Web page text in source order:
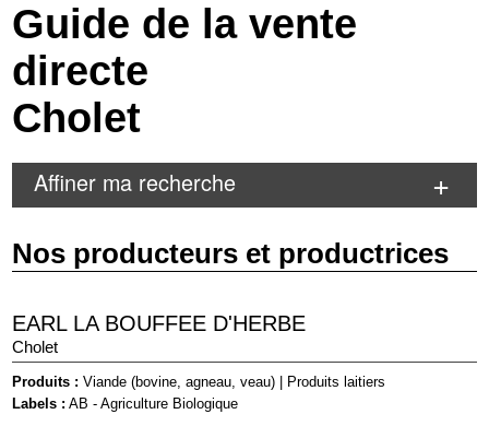
Economie
Services
Contacts
Guide de la vente
directe
Cholet
Affiner ma recherche
Nos producteurs et productrices
EARL LA BOUFFEE D'HERBE
Cholet
Produits : Viande (bovine, agneau, veau)
Produits laitiers
Labels : AB - Agriculture Biologique